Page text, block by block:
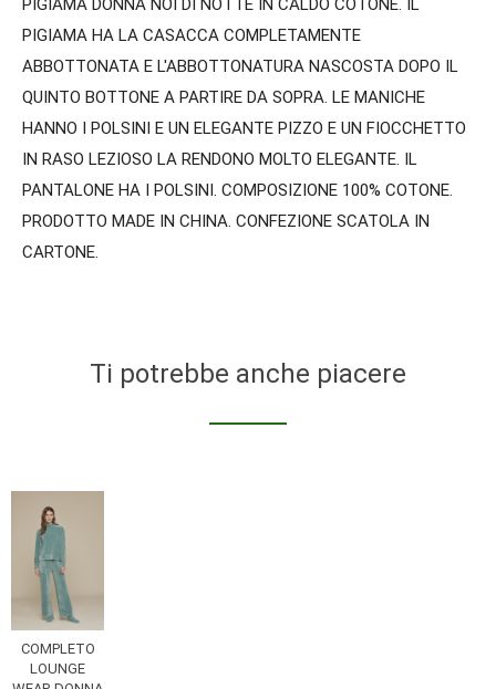
PIGIAMA DONNA NOI DI NOTTE IN CALDO COTONE. IL
PIGIAMA HA LA CASACCA COMPLETAMENTE
ABBOTTONATA E L'ABBOTTONATURA NASCOSTA DOPO IL
QUINTO BOTTONE A PARTIRE DA SOPRA. LE MANICHE
HANNO I POLSINI E UN ELEGANTE PIZZO E UN FIOCCHETTO
IN RASO LEZIOSO LA RENDONO MOLTO ELEGANTE. IL
PANTALONE HA I POLSINI. COMPOSIZIONE 100% COTONE.
PRODOTTO MADE IN CHINA. CONFEZIONE SCATOLA IN
CARTONE.
Ti potrebbe anche piacere
COMPLETO
LOUNGE